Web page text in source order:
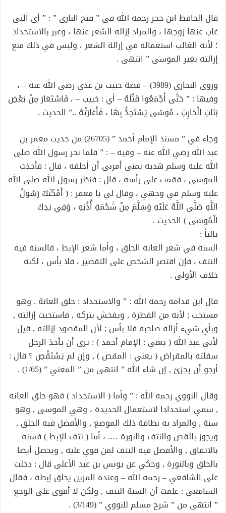
قال الحافظ ابن حجر رحمه الله في ” فتح الباري ” : ” أي التي
غاب عنها زوجها ، والمراد إزالة الشعر عنها ، وعبر بالاستحداد
؛ لأنه الغالب استعماله في إزالة الشعر ، وليس في ذلك منع
إزالته بغير الموسى ” انتهى .
وروى البخاري (3989) – قصة خبيب بن عدي رضي الله عنه – ،
وفيها : ” حَتَّى أَجْمَعُوا قَتْلَهُ – أي : خبيب – ، فَاسْتَعَارَ مِنْ بَعْضِ
بَنَاتِ الْحَارِثِ ، مُوسًى يَسْتَحِدُّ بِهَا ، فَأَعَارَتْهُ ..” الحديث .
وجاء في ” مسند الإمام أحمد ” (26705) من حديث معمر بن
عبد الله رضي الله عنه – وفيه – : ” فلما نحر رسول الله صلى
الله عليه وسلم هديه بمنى أمرني أن أحلقه ، قال : فأخذت
الموسى ، فقمت على رأسه ، قال : فنظر رسول الله صلى الله
عليه وسلم في وجهي ، وقال لي يا معمر : ( أَمْكَنَكَ رَسُولُ
اللَّهِ صَلَّى اللَّهُ عَلَيْهِ وَسَلَّمَ مِنْ شَحْمَةِ أُذُنِهِ ، وَفِي يَدِكَ
الْمُوسَى ) الحديث .
ثالثاً :
السنة في شعر العانة الحلق ، وأما شعر الإبط ، فالسنة فيه
النتف ، فإن اقتصر الشخص على التقصير ، فلا بأس ، لكنه
خلاف الأولى .
قال ابن قدامه رحمه الله : ” والاستحداد : حلق العانة . وهو
مستحب ; لأنه من الفطرة , ويفحش بتركه , فاستحبت إزالته ,
وبأي شيء أزاله صاحبه فلا بأس ; لأن المقصود إزالته , قيل
لأبي عبد الله ( يعني : الإمام أحمد ) : ترى أن يأخذ الرجل
سفلته بالمقراض ( يعني : المقص ) , وإن لم يَسْتَقْصِ ؟ قال :
أرجو أن يجزئ , إن شاء الله ” انتهى من ” المغني ” (1/65) .
وقال النووي رحمه الله : ” وأما ( الاستحداد ) فهو حلق العانة
, سمي استحدادا لاستعمال الحديدة ، وهي الموسى , وهو
سنة , والمراد به نظافة ذلك الموضع , والأفضل فيه الحلق ,
ويجوز بالقص والنتف والنورة …. ، أما ( نتف الإبط ) فسنة
بالاتفاق , والأفضل فيه النتف لمن قوي عليه , ويحصل أيضا
بالحلق وبالنورة , وحكي عن يونس بن عبد الأعلى قال : دخلت
على الشافعي – رحمه الله – وعنده المزين يحلق إبطه ، فقال
الشافعي : علمت أن السنة النتف , ولكن لا أقوى على الوجع
” انتهى من ” شرح مسلم للنووي ” (3/149) .